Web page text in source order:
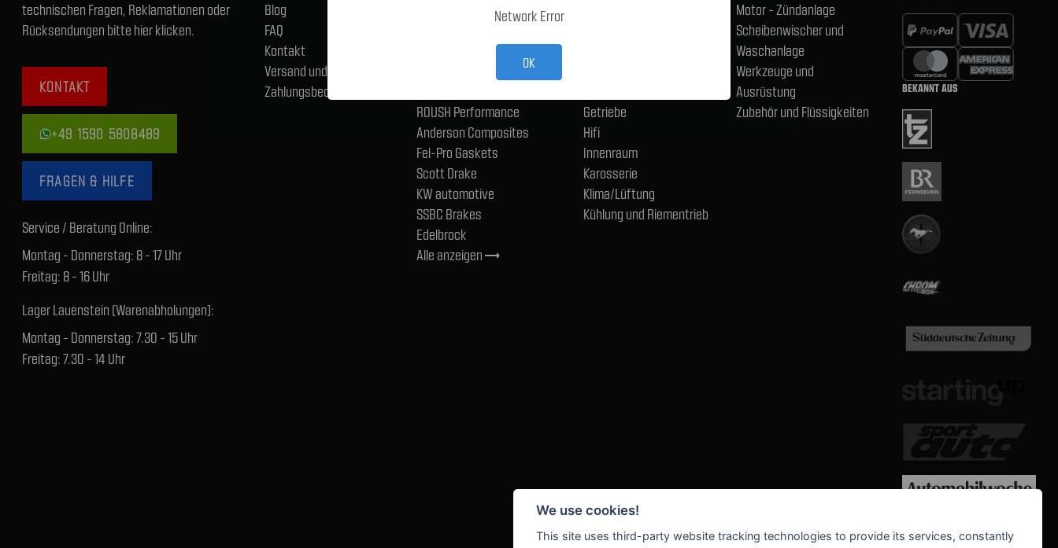
technischen Fragen, Reklamationen oder
Rücksendungen bitte hier klicken.
KONTAKT
+49 1590 5808489
FRAGEN & HILFE
Service / Beratung Online:
Montag - Donnerstag: 8 - 17 Uhr
Freitag: 8 - 16 Uhr
Lager Lauenstein (Warenabholungen):
Montag - Donnerstag: 7.30 - 15 Uhr
Freitag: 7.30 - 14 Uhr
Blog
FAQ
Kontakt
Versand und
Zahlungsbedingungen
ROUSH Performance
Anderson Composites
Fel-Pro Gaskets
Scott Drake
KW automotive
SSBC Brakes
Edelbrock
Alle anzeigentrending_flat
Getriebe
Hifi
Innenraum
Karosserie
Klima/Lüftung
Kühlung und Riementrieb
Motor - Zündanlage
Scheibenwischer und
Waschanlage
Werkzeuge und
Ausrüstung
Zubehör und Flüssigkeiten
BEKANNT AUS
WE SUPPORT
Network Error
OK
We use cookies!
This site uses third-party website tracking technologies to provide its services, constantly